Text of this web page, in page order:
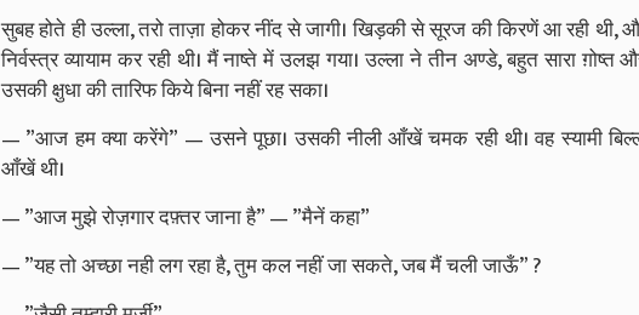
सुबह होते ही उल्ला, तरो ताज़ा होकर नींद से जागी। खिड़की से सूरज की किरणें आ रही थी,
निर्वस्त्र व्यायाम कर रही थी। मैं नाष्ते में उलझ गया। उल्ला ने तीन अण्डे, बहुत सारा ग़ोष्त
उसकी क्षुधा की तारिफ किये बिना नहीं रह सका।
— ”आज हम क्या करेंगे” — उसने पूछा। उसकी नीली आँखें चमक रही थी। वह स्यामी
आँखें थी।
— ”आज मुझे रोज़गार दफ़्तर जाना है” — ”मैनें कहा”
— ”यह तो अच्छा नही लग रहा है, तुम कल नहीं जा सकते, जब मैं चली जाऊँ” ?